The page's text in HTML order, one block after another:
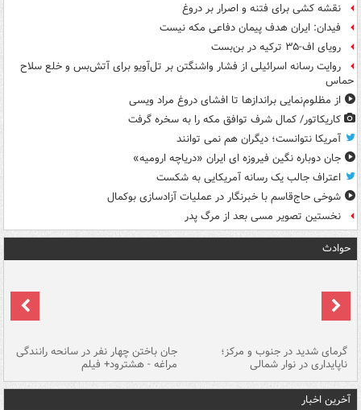
نقشه کشی برای فتنه و اصرار بر دروغ
فیدان: ایران هدف پیمان دفاعی مکه نیست
رویای اف-۳۵ ترکیه در بن‌بست
روایت رسانه اسرائیلی از فشار واشنگتن بر تل‌آویو برای آتش‌بس و خلع سلاح
حماس
از مظلوم‌نمایی براندازها تا افشای دروغ مراد ویسی
کاریکاتور/ کمال شرف توافق مکه را به سخره گرفت
آمریکا نتوانست؛ دیگران هم نمی توانند
جان دوباره نگین فیروزه ای ایران «دریاچه ارومیه»
اعتراف جالب یک رسانه آمریکایی به شکست
شوخی حاج‌قاسم با خبرنگار در عملیات آزادسازی بوکمال
نخستین تصویر مسی بعد از مرگ پدر
حوادث
گرمای شدید در جنوب و مرکز؛
ناپایداری در نوار شمالی
جان باختن چهار نفر در سانحه رانندگی
مراغه - هشترود+ فیلم
آخرین اخبار